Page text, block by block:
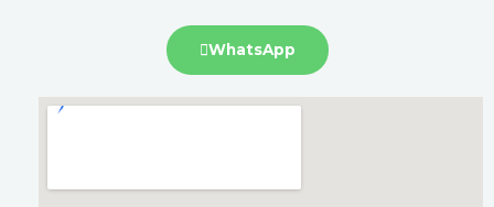
WhatsApp